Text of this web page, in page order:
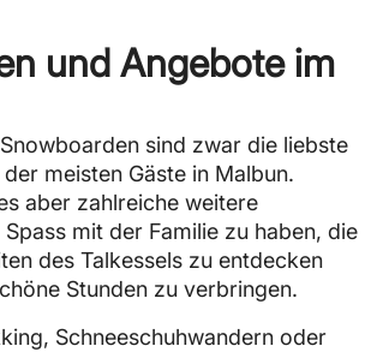
und Angebote im
sind zwar die liebste
meisten Gäste in Malbun.
aber zahlreiche weitere
mit der Familie zu haben, die
des Talkessels zu entdecken
Stunden zu verbringen.
Schneeschuhwandern oder